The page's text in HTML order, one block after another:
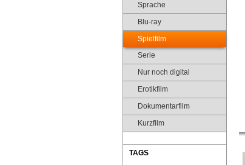
Sprache
Blu-ray
Spielfilm
Serie
Nur noch digital
Erotikfilm
Dokumentarfilm
Kurzfilm
TAGS